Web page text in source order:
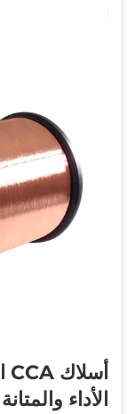
الأداء والمتانة